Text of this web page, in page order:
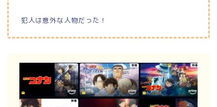
犯人は意外な人物だった！